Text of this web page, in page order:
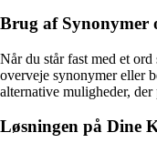
Brug af Synonymer
Når du står fast med et
overveje synonymer eller
alternative muligheder,
Løsningen på Dine